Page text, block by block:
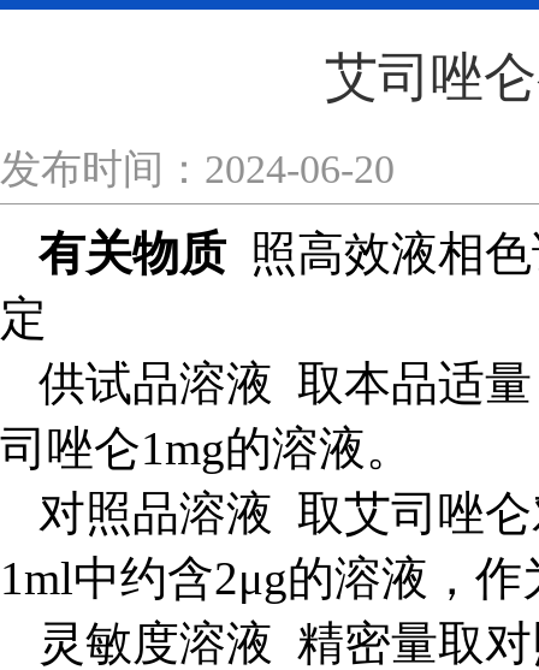
艾司唑
发布时间：2024-06-20
有关物质 照高效液相
定
供试品溶液 取本品适
司唑仑1mg的溶液。
对照品溶液 取艾司唑
1ml中约含2μg的溶液，
灵敏度溶液 精密量取